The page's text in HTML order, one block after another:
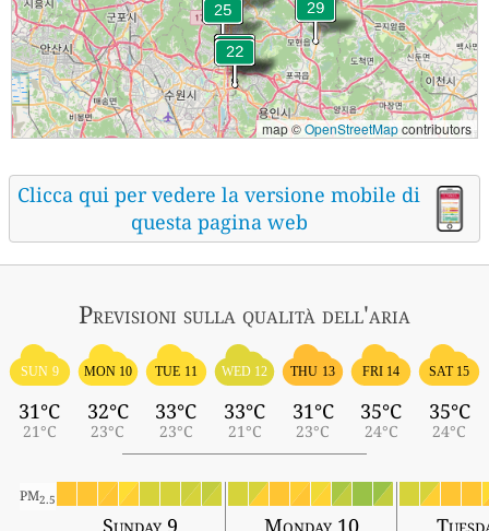
map ©OpenStreetMapcontributors
Clicca qui per vedere la versione mobile di
questa pagina web
Previsioni sulla qualità dell'aria
SUN 9
31°C
21°C
MON 10
32°C
23°C
TUE 11
33°C
23°C
WED 12
33°C
21°C
THU 13
31°C
23°C
FRI 14
35°C
24°C
SAT 15
35°C
24°C
PM2.5
Sunday 9 Monday 10